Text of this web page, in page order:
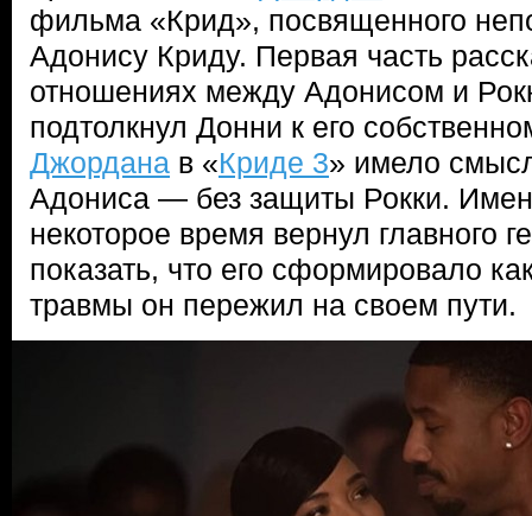
фильма «Крид», посвященного
Адонису Криду. Первая часть
отношениях между Адонисом и
подтолкнул Донни к его
Джордана в «Криде 3» имело
Адониса — без защиты Рокки.
некоторое время вернул главного
показать, что его сформировало
травмы он пережил на своем пути.